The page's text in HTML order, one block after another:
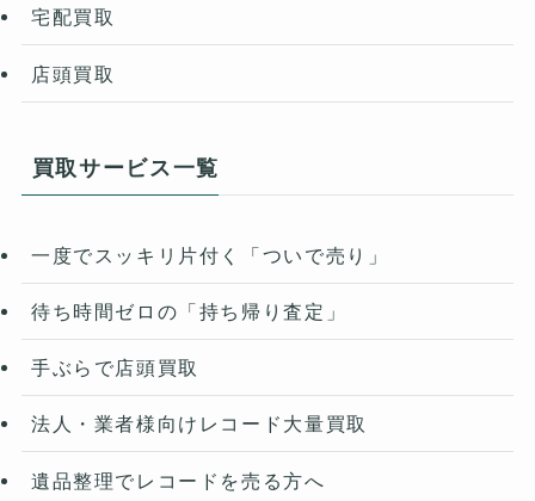
宅配買取
店頭買取
買取サービス一覧
一度でスッキリ片付く「ついで売り」
待ち時間ゼロの「持ち帰り査定」
手ぶらで店頭買取
法人・業者様向けレコード大量買取
遺品整理でレコードを売る方へ